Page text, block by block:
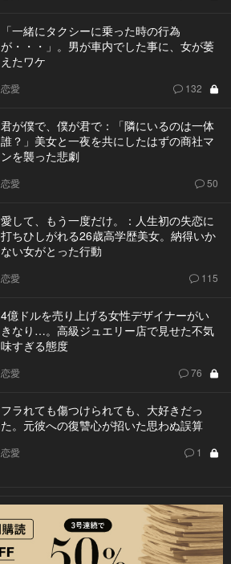
「一緒にタクシーに乗った時の行為
が・・・」。男が車内でした事に、女が萎
えたワケ
恋愛 132
君が僕で、僕が君で：「隣にいるのは一体
誰？」美女と一夜を共にしたはずの商社マ
ンを襲った悲劇
恋愛 50
愛して、もう一度だけ。：人生初の失恋に
打ちひしがれる26歳高学歴美女。納得いか
ない女がとった行動
恋愛 115
4億ドルを売り上げる女性デザイナーがい
きなり…。高級ジュエリー店で見せた不気
味すぎる態度
恋愛 76
フラれても傷つけられても、大好きだっ
た。元彼への復讐心が招いた思わぬ誤算
恋愛 1